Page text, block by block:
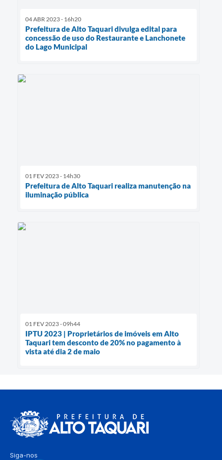
04 ABR 2023 - 16h20
Prefeitura de Alto Taquari divulga edital para
concessão de uso do Restaurante e Lanchonete
do Lago Municipal
01 FEV 2023 - 14h30
Prefeitura de Alto Taquari realiza manutenção na
iluminação pública
01 FEV 2023 - 09h44
IPTU 2023 | Proprietários de imóveis em Alto
Taquari tem desconto de 20% no pagamento à
vista até dia 2 de maio
Siga-nos